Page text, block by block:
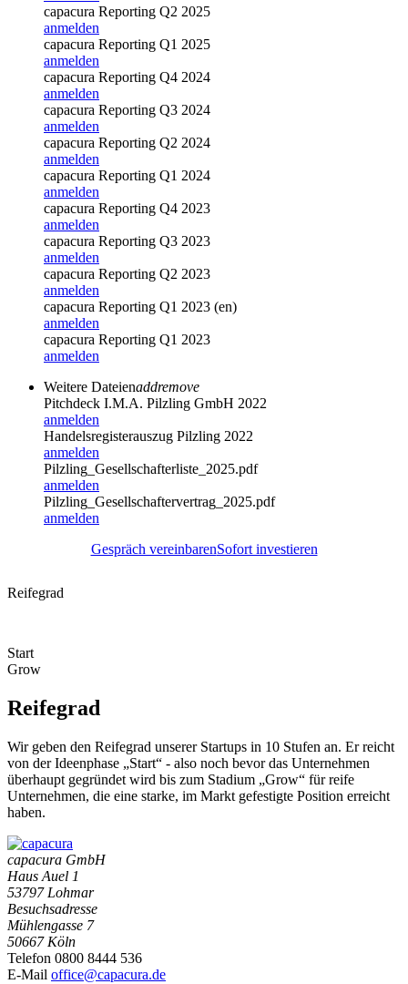
capacura Reporting Q2 2025
anmelden
capacura Reporting Q1 2025
anmelden
capacura Reporting Q4 2024
anmelden
capacura Reporting Q3 2024
anmelden
capacura Reporting Q2 2024
anmelden
capacura Reporting Q1 2024
anmelden
capacura Reporting Q4 2023
anmelden
capacura Reporting Q3 2023
anmelden
capacura Reporting Q2 2023
anmelden
capacura Reporting Q1 2023 (en)
anmelden
capacura Reporting Q1 2023
anmelden
Weitere Dateienaddremove
Pitchdeck I.M.A. Pilzling GmbH 2022
anmelden
Handelsregisterauszug Pilzling 2022
anmelden
Pilzling_Gesellschafterliste_2025.pdf
anmelden
Pilzling_Gesellschaftervertrag_2025.pdf
anmelden
Gespräch vereinbarenSofort investieren
Reifegrad
Start
Grow
Reifegrad
Wir geben den Reifegrad unserer Startups in 10 Stufen an. Er reicht
von der Ideenphase „Start“ - also noch bevor das Unternehmen
überhaupt gegründet wird bis zum Stadium „Grow“ für reife
Unternehmen, die eine starke, im Markt gefestigte Position erreicht
haben.
capacura GmbH
Haus Auel 1
53797 Lohmar
Besuchsadresse
Mühlengasse 7
50667 Köln
Telefon 0800 8444 536
E-Mail office@capacura.de